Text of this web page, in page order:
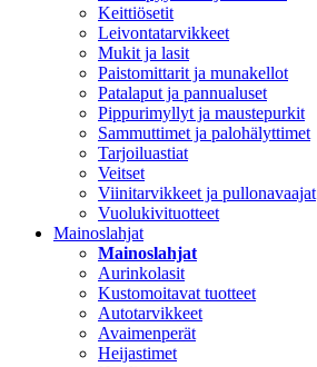
Keittiösetit
Leivontatarvikkeet
Mukit ja lasit
Paistomittarit ja munakellot
Patalaput ja pannualuset
Pippurimyllyt ja maustepurkit
Sammuttimet ja palohälyttimet
Tarjoiluastiat
Veitset
Viinitarvikkeet ja pullonavaajat
Vuolukivituotteet
Mainoslahjat
Mainoslahjat
Aurinkolasit
Kustomoitavat tuotteet
Autotarvikkeet
Avaimenperät
Heijastimet